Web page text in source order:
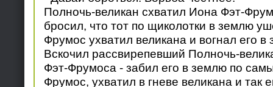
Полночь-великан схватил Иона Фэт-
бросил, что тот по щиколотки в землю
Фрумос ухватил великана и вогнал его
Вскочил рассвирепевший Полночь-
Фэт-Фрумоса - забил его в землю по
Фрумос, ухватил в гневе великана и так